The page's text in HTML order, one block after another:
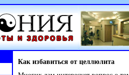
Как избавиться от целлюлита